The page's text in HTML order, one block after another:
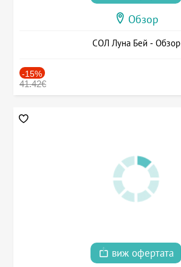
Обзор
СОЛ Луна Бей - Обзор
-15%
41.42€
виж офертата